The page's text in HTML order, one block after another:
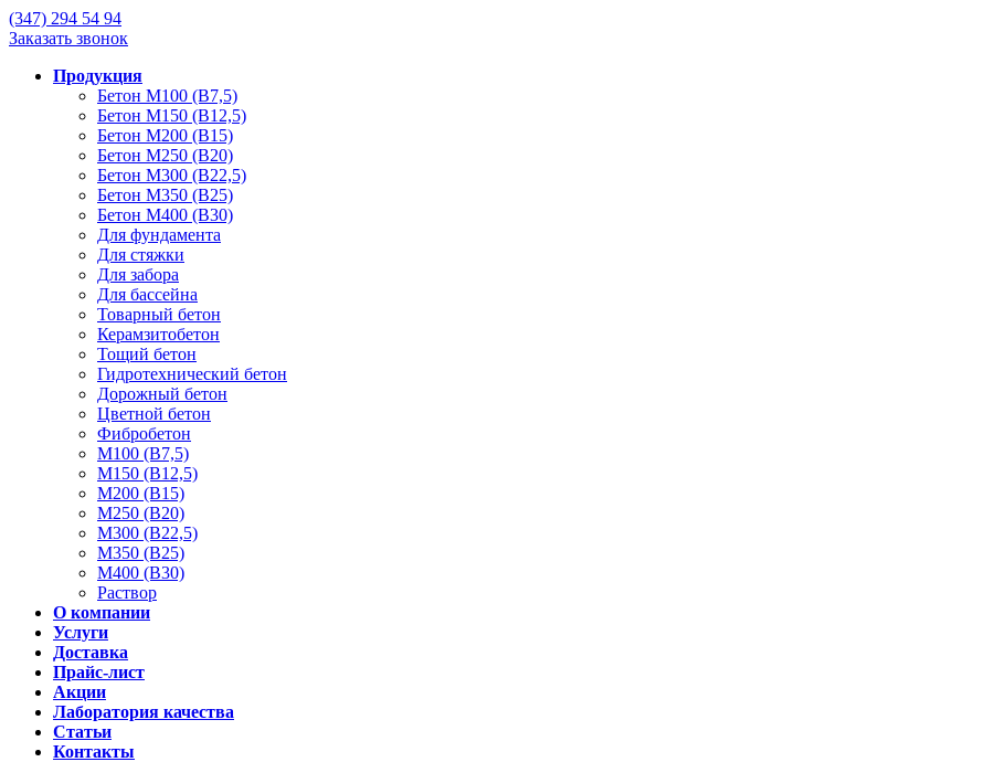
(347) 294 54 94
Заказать звонок
Продукция
Бетон М100 (В7,5)
Бетон М150 (В12,5)
Бетон М200 (В15)
Бетон М250 (В20)
Бетон М300 (В22,5)
Бетон М350 (В25)
Бетон М400 (В30)
Для фундамента
Для стяжки
Для забора
Для бассейна
Товарный бетон
Керамзитобетон
Тощий бетон
Гидротехнический бетон
Дорожный бетон
Цветной бетон
Фибробетон
М100 (В7,5)
М150 (В12,5)
М200 (В15)
М250 (В20)
М300 (В22,5)
М350 (В25)
М400 (В30)
Раствор
О компании
Услуги
Доставка
Прайс-лист
Акции
Лаборатория качества
Статьи
Контакты